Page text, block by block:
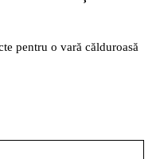
pentru o vară călduroasă